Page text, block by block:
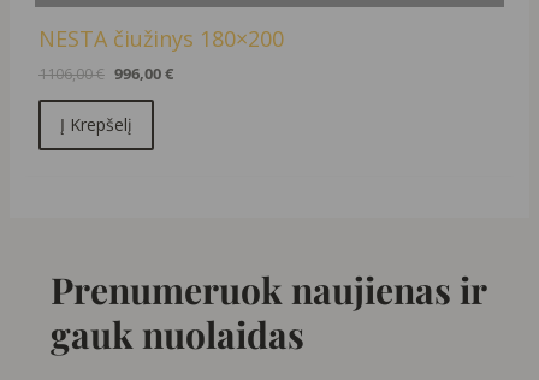
NESTA čiužinys 180×200
1106,00€ 996,00€
Į Krepšelį
Prenumeruok naujienas ir
gauk nuolaidas